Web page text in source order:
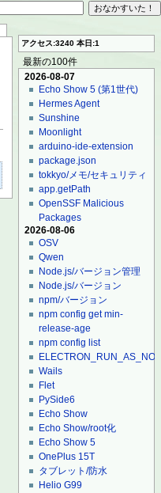
アクセス:3240 本日:1
最新の100件
2026-08-07
Echo Show 5 (第1世代)
Hermes Agent
Sunshine
Moonlight
arduino-ide-extension
package.json
tokkyo/メモ/セキュリティ
app.getPath
OpenSSF Malicious
Packages
2026-08-06
OSV
Qwen
Node.js/バージョン管理
Node.js/バージョン
npm/バージョン
npm config get min-
release-age
npm config list
Wails
Flet
PySide6
Echo Show
Echo Show/root化
Echo Show 5
OnePlus 15T
タブレット/防水
Helio G99